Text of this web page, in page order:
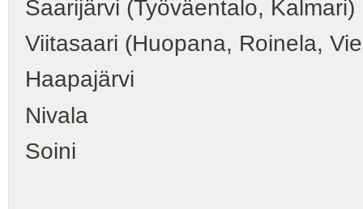
Saarijärvi (Työväentalo, Kalmari)
Viitasaari (Huopana, Roinela,
Haapajärvi
Nivala
Soini